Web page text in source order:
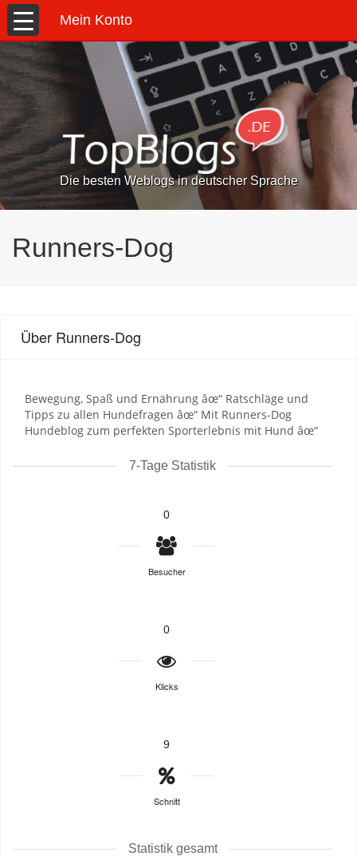
Mein Konto
Die besten Weblogs in deutscher Sprache
Runners-Dog
Über Runners-Dog
Bewegung, Spaß und Ernährung âœ“ Ratschläge und
Tipps zu allen Hundefragen âœ“ Mit Runners-Dog
Hundeblog zum perfekten Sporterlebnis mit Hund âœ“
7-Tage Statistik
0
Besucher
0
Klicks
9
Schnitt
Statistik gesamt